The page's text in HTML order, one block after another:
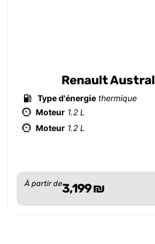
Renault Austral
Type d'énergie thermique
Moteur 1.2 L
Moteur 1.2 L
À partir de3,199₪